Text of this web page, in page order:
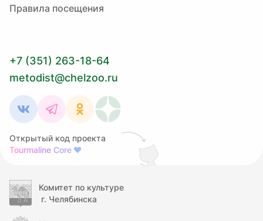
Правила посещения
+7 (351) 263-18-64
metodist@chelzoo.ru
Открытый код проекта
Tourmaline Core ❤
Комитет по культуре
г. Челябинска